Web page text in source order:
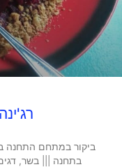
רג'ינה Regina בתחנה
ביקור במתחם התחנה
בתחנה ||| בשר,